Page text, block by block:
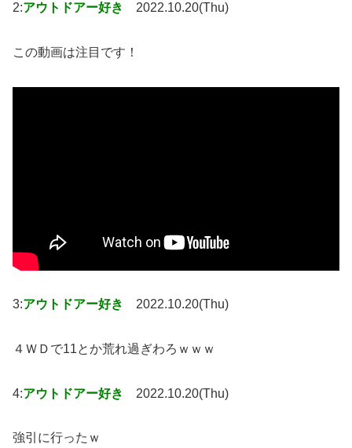
2:アウトドアー好き 2022.10.20(Thu)
この動画は注目です！
3:アウトドアー好き 2022.10.20(Thu)
４ＷＤで11とか荒れ過ぎわろｗｗｗ
4:アウトドアー好き 2022.10.20(Thu)
強引に行ったｗ